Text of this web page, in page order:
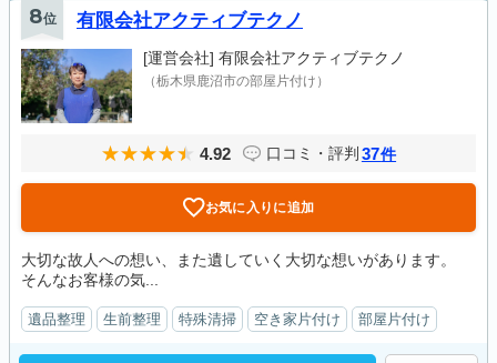
8位 有限会社アクティブテクノ
[運営会社] 有限会社アクティブテクノ
（栃木県鹿沼市の部屋片付け）
4.92 口コミ・評判 37件
お気に入りに追加
大切な故人への想い、また遺していく大切な想いがあります。
そんなお客様の気...
遺品整理 生前整理 特殊清掃 空き家片付け 部屋片付け